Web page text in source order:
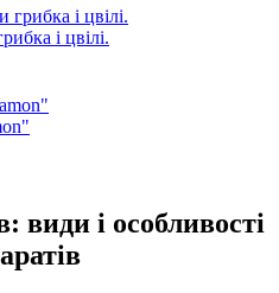
і цвілі.
і особливості